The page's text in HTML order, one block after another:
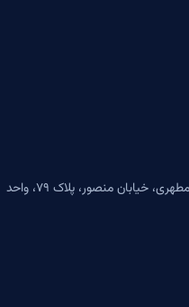
تهران، خیابان ولیعصر، ابتدای خیابان مطهری، خیابان منصور، پلاک ۷۹، واحد